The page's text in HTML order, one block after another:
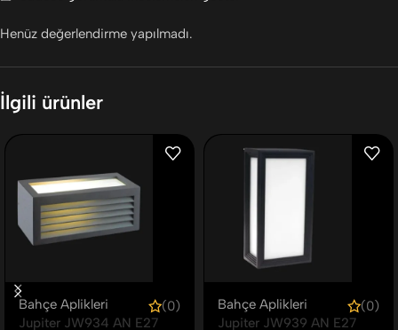
Henüz değerlendirme yapılmadı.
İlgili ürünler
Bahçe Aplikleri
(0)
Jupiter JW934 AN E27
Bahçe Aplikleri
(0)
Jupiter JW939 AN E27